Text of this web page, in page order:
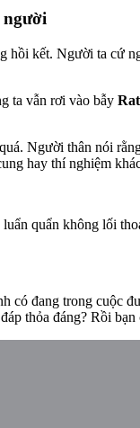
người
hồi kết. Người ta cứ
ta vẫn rơi vào bẫy
Người thân nói
hay thí nghiệm
quẩn không lối
có đang trong cuộc
thỏa đáng? Rồi